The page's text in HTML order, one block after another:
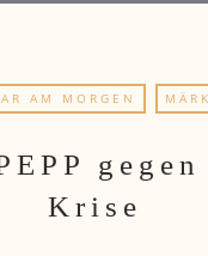
AM MORGEN
gegen
Krise